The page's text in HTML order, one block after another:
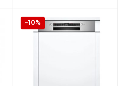
-10%